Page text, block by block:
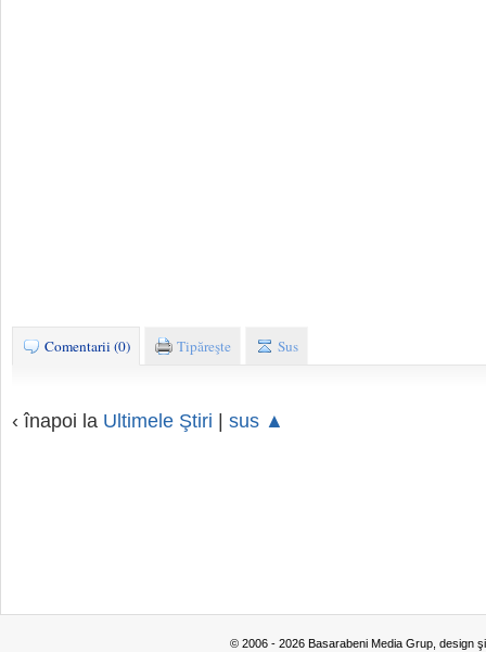
Comentarii (0) Tipăreşte Sus
‹ înapoi la Ultimele Ştiri | sus ▲
© 2006 - 2026 Basarabeni Media Grup, design